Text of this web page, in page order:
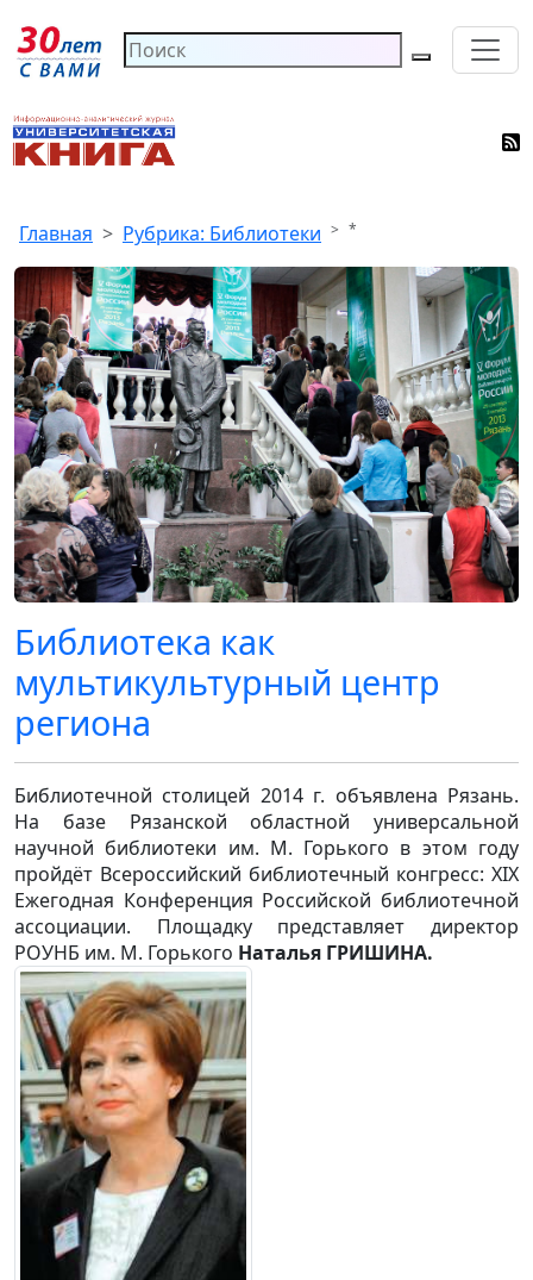
Главная Рубрика: Библиотеки *
Библиотека как
мультикультурный центр
региона
Библиотечной столицей 2014 г. объявлена Рязань.
На базе Рязанской областной универсальной
научной библиотеки им. М. Горького в этом году
пройдёт Всероссийский библиотечный конгресс: XIX
Ежегодная Конференция Российской библиотечной
ассоциации. Площадку представляет директор
РОУНБ им. М. Горького Наталья ГРИШИНА.